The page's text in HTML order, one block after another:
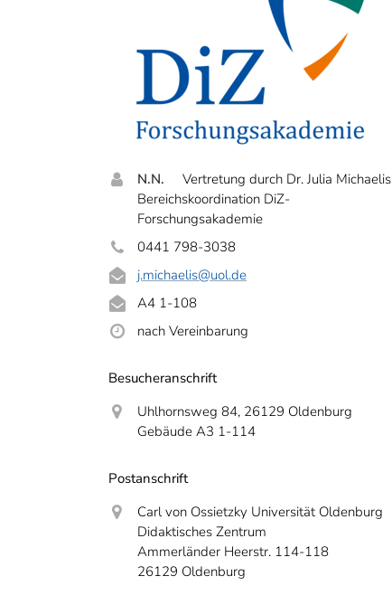
N.N. Vertretung durch Dr. Julia Michaelis
Bereichskoordination DiZ-
Forschungsakademie
0441 798-3038
j.michaelis@uol.de
A4 1-108
nach Vereinbarung
Besucheranschrift
Uhlhornsweg 84, 26129 Oldenburg
Gebäude A3 1-114
Postanschrift
Carl von Ossietzky Universität Oldenburg
Didaktisches Zentrum
Ammerländer Heerstr. 114-118
26129 Oldenburg